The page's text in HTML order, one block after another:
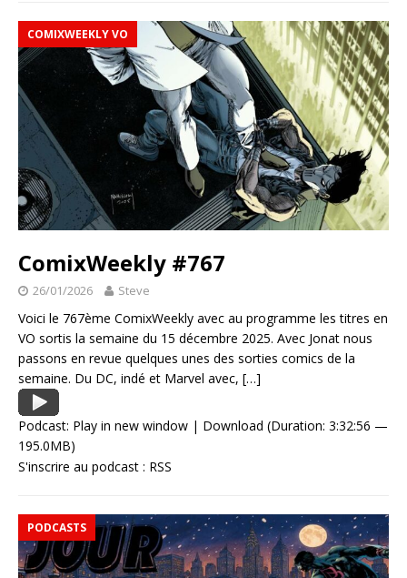
COMIXWEEKLY VO
ComixWeekly #767
26/01/2026 Steve
Voici le 767ème ComixWeekly avec au programme les titres en
VO sortis la semaine du 15 décembre 2025. Avec Jonat nous
passons en revue quelques unes des sorties comics de la
semaine. Du DC, indé et Marvel avec, […]
Podcast: Play in new window | Download (Duration: 3:32:56 —
195.0MB)
S'inscrire au podcast : RSS
PODCASTS